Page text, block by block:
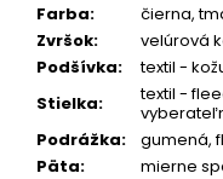
Farba:
čierna,
Zvršok:
velúrová
Podšívka:
textil -
Stielka:
textil -
Podrážka:
gumená,
Päta:
mierne